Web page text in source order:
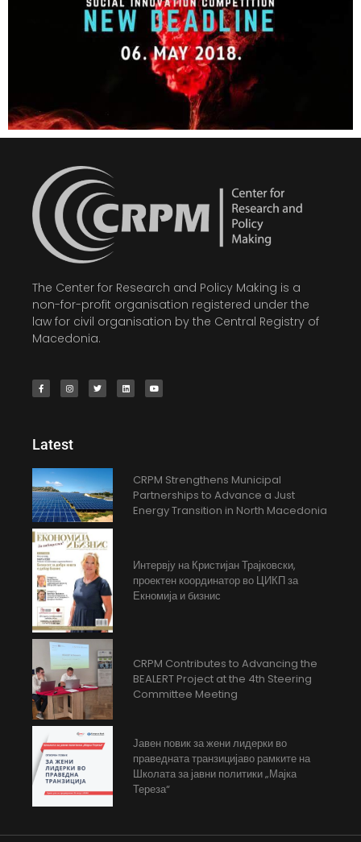
The Center for Research and Policy Making is a
non-for-profit organisation registered under the
law for civil organisation by the Central Registry of
Macedonia.
Latest
CRPM Strengthens Municipal
Partnerships to Advance a Just
Energy Transition in North Macedonia
Интервју на Кристијан Трајковски,
проектен координатор во ЦИКП за
Екномија и бизнис
CRPM Contributes to Advancing the
BEALERT Project at the 4th Steering
Committee Meeting
Јавен повик за жени лидерки во
праведната транзицијаво рамките на
Школата за јавни политики „Мајка
Тереза“